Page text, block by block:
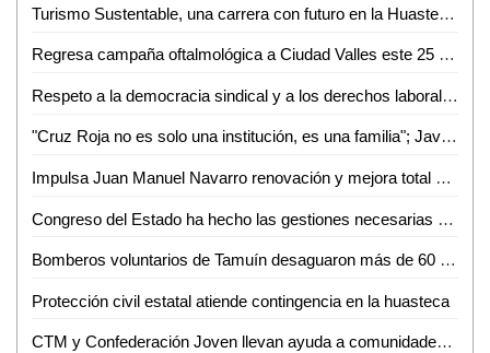
Turismo Sustentable, una carrera con futuro en la Huasteca; UASLP invita a conocer su oferta educativa
Regresa campaña oftalmológica a Ciudad Valles este 25 y 26 de junio
Respeto a la democracia sindical y a los derechos laborales: STPS
"Cruz Roja no es solo una institución, es una familia"; Javier, 41 años socorriendo vidas en Ciudad Valles
Impulsa Juan Manuel Navarro renovación y mejora total del rastro municipal en apoyo a productores
Congreso del Estado ha hecho las gestiones necesarias en términos presupuestales para la realización de consultas
Bomberos voluntarios de Tamuín desaguaron más de 60 casas tras lluvias
Protección civil estatal atiende contingencia en la huasteca
CTM y Confederación Joven llevan ayuda a comunidades incomunicadas por lluvias en Ciudad Valles